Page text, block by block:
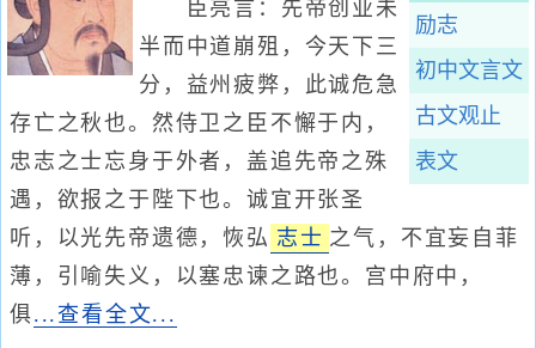
励志
初中文言文
古文观止
表文
臣亮言：先帝创业未
半而中道崩殂，今天下三
分，益州疲弊，此诚危急
存亡之秋也。然侍卫之臣不懈于内，
忠志之士忘身于外者，盖追先帝之殊
遇，欲报之于陛下也。诚宜开张圣
听，以光先帝遗德，恢弘 志士 之气，不宜妄自菲
薄，引喻失义，以塞忠谏之路也。宫中府中，
俱...查看全文...